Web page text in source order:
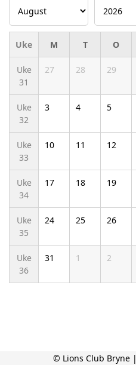
Uke M T O
Uke
31
27 28 29
Uke
32
3 4 5
Uke
33
10 11 12
Uke
34
17 18 19
Uke
35
24 25 26
Uke
36
31 1 2
© Lions Club Bryne